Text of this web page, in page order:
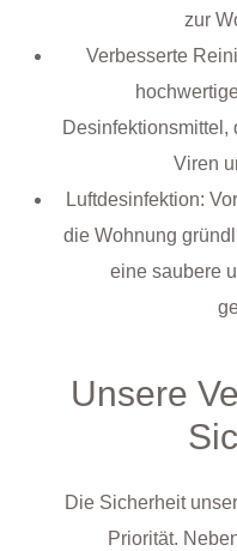
zur
Verbesserte
Desinfektionsmittel,
Viren
Luftdesinfektion:
die Wohnung
eine saubere
Unsere
Die Sicherheit
Priorität.